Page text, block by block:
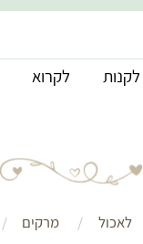
לקנות לקרוא
לאכול מרקים